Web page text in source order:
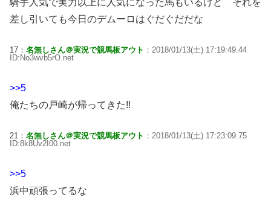
差し引いても今日のデムーロはぐだぐだだな
17： 名無しさん＠実況で競馬板アウト ：2018/01/13(土) 17:19:49.44
ID:No3wvb5rO.net
>>5
俺たちの戸崎が帰ってきた!!
21： 名無しさん＠実況で競馬板アウト ：2018/01/13(土) 17:23:09.75
ID:8k8Uv2I00.net
>>5
浜中頑張ってるな